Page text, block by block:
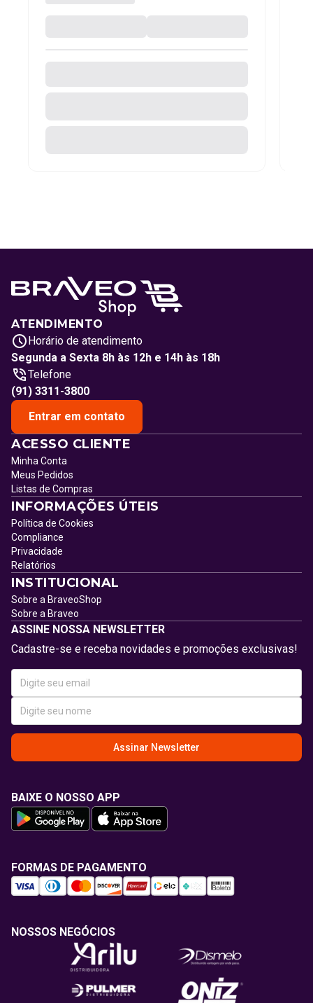
ATENDIMENTO
Horário de atendimento
Segunda a Sexta 8h às 12h e 14h às 18h
Telefone
(91) 3311-3800
Entrar em contato
ACESSO CLIENTE
Minha Conta
Meus Pedidos
Listas de Compras
INFORMAÇÕES ÚTEIS
Política de Cookies
Compliance
Privacidade
Relatórios
INSTITUCIONAL
Sobre a BraveoShop
Sobre a Braveo
ASSINE NOSSA NEWSLETTER
Cadastre-se e receba novidades e promoções exclusivas!
Assinar Newsletter
BAIXE O NOSSO APP
FORMAS DE PAGAMENTO
NOSSOS NEGÓCIOS